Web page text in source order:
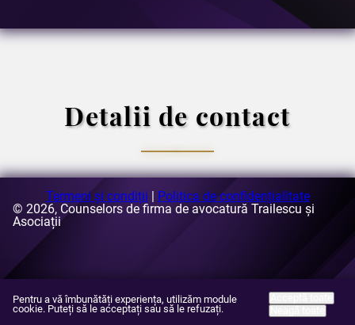
Detalii de contact
Numărul de telefon: +40 728 151 351 și +40 721 364 149
Adresa de e-mail:
Adresa:
sectorul 1, Bucuresti, România
Pentru a vă îmbunătăți experiența, utilizăm module
cookie. Puteți să le acceptați sau să le refuzați.
Termeni și condiții | Politica de confidențialitate
© 2026, Counselors de firma de avocatură Trailescu și
Asociații